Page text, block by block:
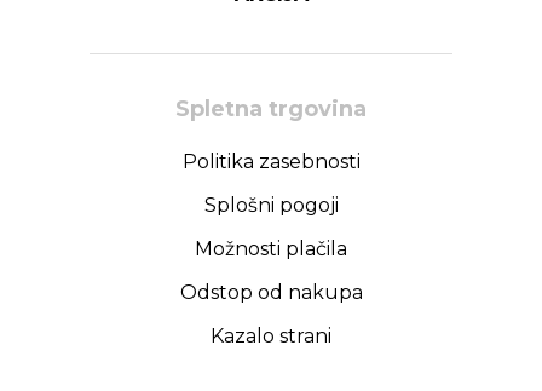
Spletna trgovina
Politika zasebnosti
Splošni pogoji
Možnosti plačila
Odstop od nakupa
Kazalo strani